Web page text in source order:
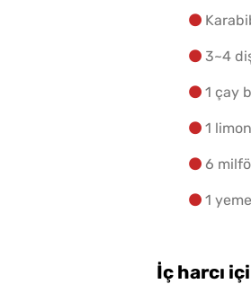
3~4
1 çay
1
6
1
İç harcı